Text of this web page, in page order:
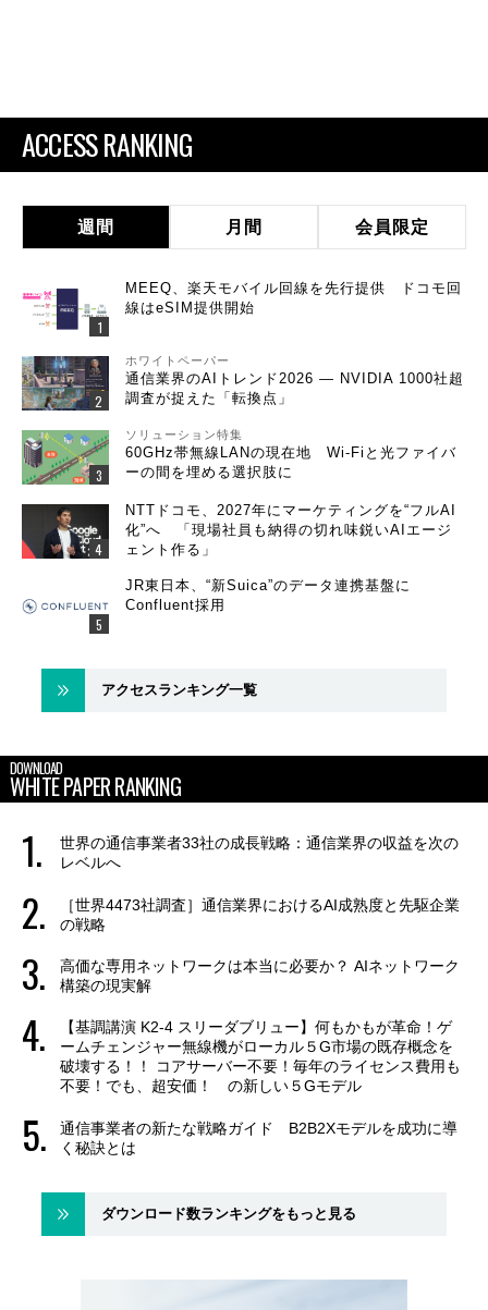
ACCESS RANKING
週間 月間 会員限定
MEEQ、楽天モバイル回線を先行提供 ドコモ回
線はeSIM提供開始
ホワイトペーパー
通信業界のAIトレンド2026 ― NVIDIA 1000社超
調査が捉えた「転換点」
ソリューション特集
60GHz帯無線LANの現在地 Wi-Fiと光ファイバ
ーの間を埋める選択肢に
NTTドコモ、2027年にマーケティングを“フルAI
化”へ 「現場社員も納得の切れ味鋭いAIエージ
ェント作る」
JR東日本、“新Suica”のデータ連携基盤に
Confluent採用
アクセスランキング一覧
DOWNLOAD
WHITE PAPER RANKING
世界の通信事業者33社の成長戦略：通信業界の収益を次の
レベルへ
［世界4473社調査］通信業界におけるAI成熟度と先駆企業
の戦略
高価な専用ネットワークは本当に必要か？ AIネットワーク
構築の現実解
【基調講演 K2-4 スリーダブリュー】何もかもが革命！ゲ
ームチェンジャー無線機がローカル５G市場の既存概念を
破壊する！！ コアサーバー不要！毎年のライセンス費用も
不要！でも、超安価！ の新しい５Gモデル
通信事業者の新たな戦略ガイド B2B2Xモデルを成功に導
く秘訣とは
ダウンロード数ランキングをもっと見る